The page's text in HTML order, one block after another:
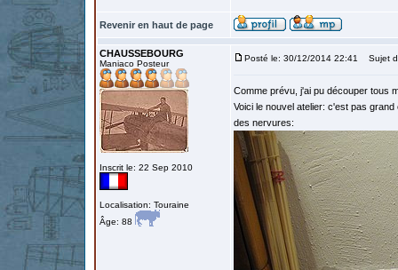
Revenir en haut de page
CHAUSSEBOURG
Maniaco Posteur
Inscrit le: 22 Sep 2010
Localisation: Touraine
Âge: 88
Posté le: 30/12/2014 22:41 Sujet
Comme prévu, j'ai pu découper tous
Voici le nouvel atelier: c'est pas
des nervures: